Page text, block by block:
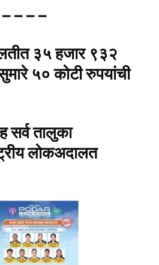
– – –
३५ हजार ९३२
५० कोटी रुपयांची
सर्व तालुका
लोकअदालत